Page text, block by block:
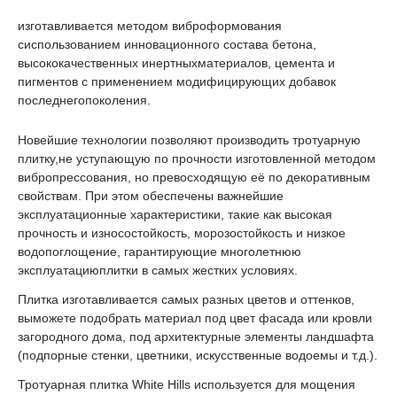
изготавливается методом виброформования
сиспользованием инновационного состава бетона,
высококачественных инертныхматериалов, цемента и
пигментов с применением модифицирующих добавок
последнегопоколения.
Новейшие технологии позволяют производить тротуарную
плитку,не уступающую по прочности изготовленной методом
вибропрессования, но превосходящую её по декоративным
свойствам. При этом обеспечены важнейшие
эксплуатационные характеристики, такие как высокая
прочность и износостойкость, морозостойкость и низкое
водопоглощение, гарантирующие многолетнюю
эксплуатациюплитки в самых жестких условиях.
Плитка изготавливается самых разных цветов и оттенков,
выможете подобрать материал под цвет фасада или кровли
загородного дома, под архитектурные элементы ландшафта
(подпорные стенки, цветники, искусственные водоемы и т.д.).
Тротуарная плитка White Hills используется для мощения